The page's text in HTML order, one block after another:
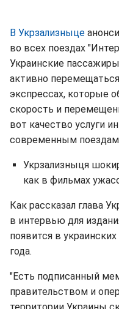
В Укрзализныце
во всех поездах
Украинские
активно
экспрессах, которые
скорость и
вот качество услуги
современным поездам
Укрзализныця
как в фильмах
Как рассказал глава
в интервью для
появится в
года.
"Есть подписанный
правительством и